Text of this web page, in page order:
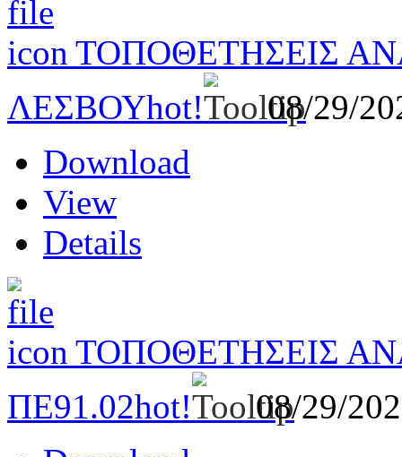
ΤΟΠΟΘΕΤΗΣΕΙΣ
ΛΕΣΒΟΥhot!
08/29/
Download
View
Details
ΤΟΠΟΘΕΤΗΣΕΙΣ
ΠΕ91.02hot!
08/29/